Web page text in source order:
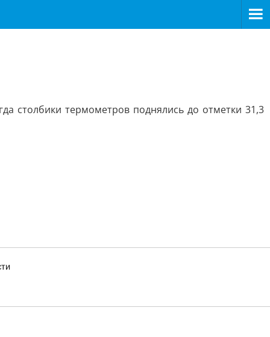
столбики термометров поднялись до отметки 31,3